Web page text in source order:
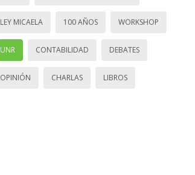
LEY MICAELA 100 AÑOS WORKSHOP
UNR CONTABILIDAD DEBATES
OPINIÓN CHARLAS LIBROS